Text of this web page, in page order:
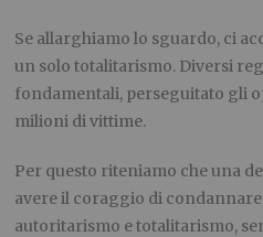
Se allarghiamo lo sguardo, ci
un solo totalitarismo. Diversi
fondamentali, perseguitato gli
milioni di vittime.
Per questo riteniamo che una
avere il coraggio di
autoritarismo e totalitarismo,